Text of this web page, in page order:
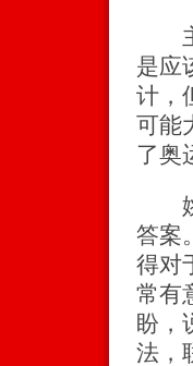
主
是应
计，
可能
了奥
姚
答案
得对
常有
盼，
法，